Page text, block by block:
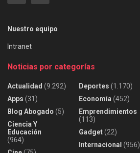
Nuestro equipo
Intranet
Noticias por categorías
Actualidad (9.292)
Apps (31)
Blog Abogado (5)
Ciencia Y
Educación
(964)
Deportes (1.170)
Economía (452)
Emprendimientos
(113)
Gadget(22)
Internacional (956)